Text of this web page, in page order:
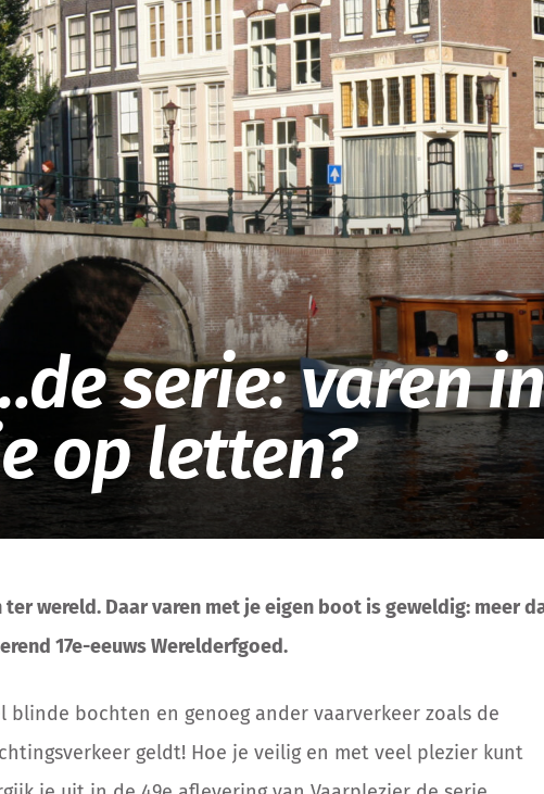
van
EOC
serie: varen
op letten?
wereld. Daar varen met je eigen boot is geweldig: meer
17e-eeuws Werelderfgoed.
blinde bochten en genoeg ander vaarverkeer zoals de
geldt! Hoe je veilig en met veel plezier kunt